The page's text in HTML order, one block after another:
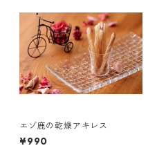
エゾ鹿の乾燥アキレス
¥990